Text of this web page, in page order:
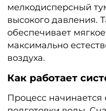
мелкодисперсный
высокого давления.
обеспечивает
максимально
воздуха.
Как работает
Процесс начинается